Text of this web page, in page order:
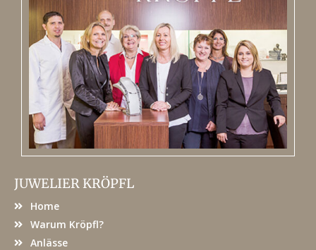
JUWELIER KRÖPFL
Home
Warum Kröpfl?
Anlässe